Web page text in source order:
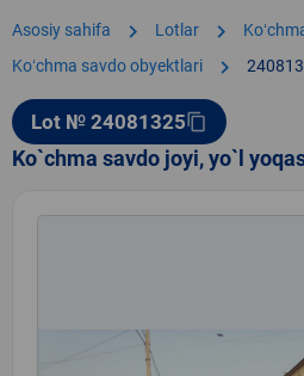
Asosiy sahifa chevron_right Lotlar chevron_right
Koʻchma savdo obyektlari chevron_right
Lot № 24081325content_copy
Ko`chma savdo joyi, yo`l